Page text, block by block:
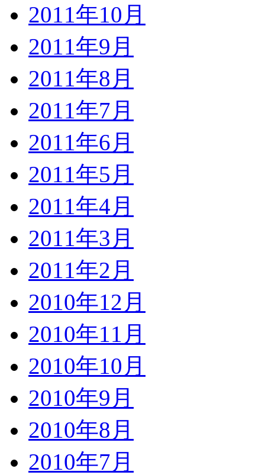
2011年10月
2011年9月
2011年8月
2011年7月
2011年6月
2011年5月
2011年4月
2011年3月
2011年2月
2010年12月
2010年11月
2010年10月
2010年9月
2010年8月
2010年7月